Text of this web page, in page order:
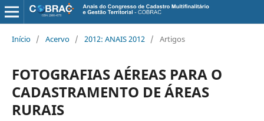
Início / Acervo / 2012: ANAIS 2012 / Artigos
FOTOGRAFIAS AÉREAS PARA O
CADASTRAMENTO DE ÁREAS
RURAIS